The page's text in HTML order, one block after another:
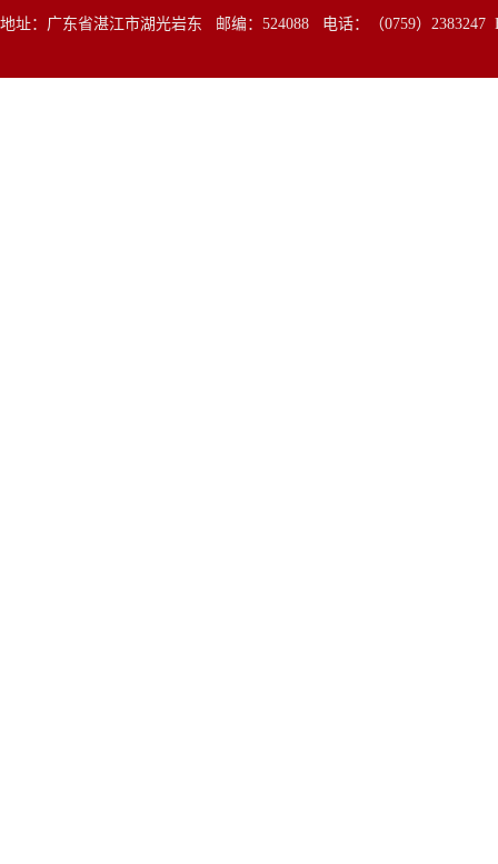
地址：广东省湛江市湖光岩东 邮编：524088 电话：（0759）2383247